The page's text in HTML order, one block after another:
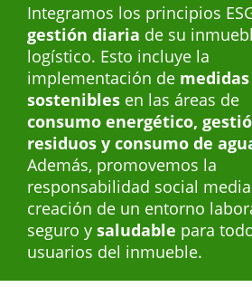
Integramos los principios
gestión diaria de su
logístico. Esto incluye la
implementación de medidas
sostenibles en las áreas de
consumo energético,
residuos y consumo de
Además, promovemos la
responsabilidad social
creación de un entorno
seguro y saludable para
usuarios del inmueble.